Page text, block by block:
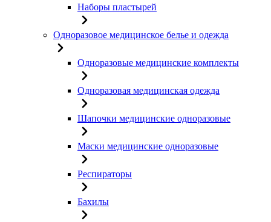
Наборы пластырей
Одноразовое медицинское белье и одежда
Одноразовые медицинские комплекты
Одноразовая медицинская одежда
Шапочки медицинские одноразовые
Маски медицинские одноразовые
Респираторы
Бахилы